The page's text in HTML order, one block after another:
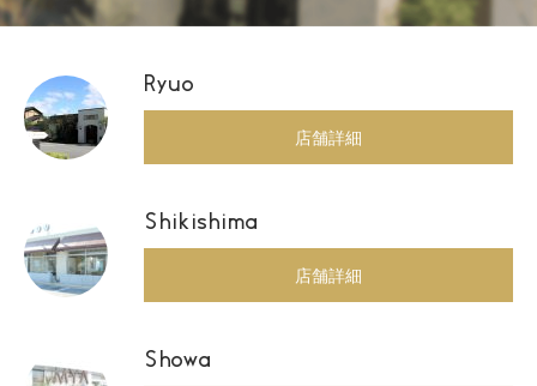
Ryuo
店舗詳細
Shikishima
店舗詳細
Showa